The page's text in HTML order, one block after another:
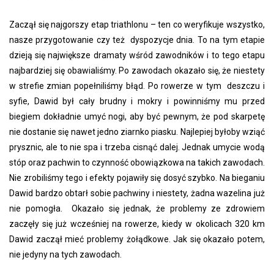
Zaczął się najgorszy etap triathlonu – ten co weryfikuje wszystko,
nasze przygotowanie czy też dyspozycje dnia. To na tym etapie
dzieją się największe dramaty wśród zawodników i to tego etapu
najbardziej się obawialiśmy. Po zawodach okazało się, że niestety
w strefie zmian popełniliśmy błąd. Po rowerze w tym deszczu i
syfie, Dawid był cały brudny i mokry i powinniśmy mu przed
biegiem dokładnie umyć nogi, aby być pewnym, że pod skarpetę
nie dostanie się nawet jedno ziarnko piasku. Najlepiej byłoby wziąć
prysznic, ale to nie spa i trzeba cisnąć dalej. Jednak umycie wodą
stóp oraz pachwin to czynność obowiązkowa na takich zawodach.
Nie zrobiliśmy tego i efekty pojawiły się dosyć szybko. Na bieganiu
Dawid bardzo obtarł sobie pachwiny i niestety, żadna wazelina już
nie pomogła. Okazało się jednak, że problemy ze zdrowiem
zaczęły się już wcześniej na rowerze, kiedy w okolicach 320 km
Dawid zaczął mieć problemy żołądkowe. Jak się okazało potem,
nie jedyny na tych zawodach.